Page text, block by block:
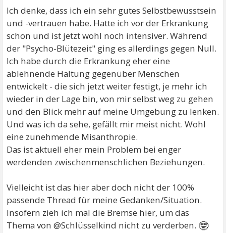
zufriedenstellend gestalten kann.
Ich denke, dass ich ein sehr gutes Selbstbewusstsein
und -vertrauen habe. Hatte ich vor der Erkrankung
schon und ist jetzt wohl noch intensiver. Während
der "Psycho-Blütezeit" ging es allerdings gegen Null.
Ich habe durch die Erkrankung eher eine
ablehnende Haltung gegenüber Menschen
entwickelt - die sich jetzt weiter festigt, je mehr ich
wieder in der Lage bin, von mir selbst weg zu gehen
und den Blick mehr auf meine Umgebung zu lenken.
Und was ich da sehe, gefällt mir meist nicht. Wohl
eine zunehmende Misanthropie.
Das ist aktuell eher mein Problem bei enger
werdenden zwischenmenschlichen Beziehungen.
Vielleicht ist das hier aber doch nicht der 100%
passende Thread für meine Gedanken/Situation.
Insofern zieh ich mal die Bremse hier, um das
Thema von @Schlüsselkind nicht zu verderben. 🤓